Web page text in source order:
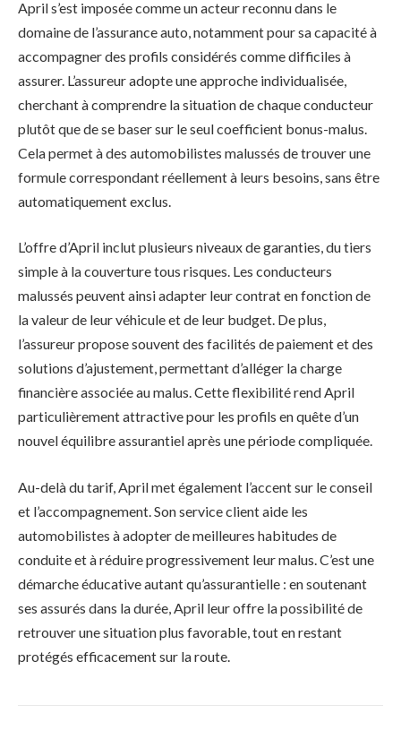
April s’est imposée comme un acteur reconnu dans le
domaine de l’assurance auto, notamment pour sa capacité à
accompagner des profils considérés comme difficiles à
assurer. L’assureur adopte une approche individualisée,
cherchant à comprendre la situation de chaque conducteur
plutôt que de se baser sur le seul coefficient bonus-malus.
Cela permet à des automobilistes malussés de trouver une
formule correspondant réellement à leurs besoins, sans être
automatiquement exclus.
L’offre d’April inclut plusieurs niveaux de garanties, du tiers
simple à la couverture tous risques. Les conducteurs
malussés peuvent ainsi adapter leur contrat en fonction de
la valeur de leur véhicule et de leur budget. De plus,
l’assureur propose souvent des facilités de paiement et des
solutions d’ajustement, permettant d’alléger la charge
financière associée au malus. Cette flexibilité rend April
particulièrement attractive pour les profils en quête d’un
nouvel équilibre assurantiel après une période compliquée.
Au-delà du tarif, April met également l’accent sur le conseil
et l’accompagnement. Son service client aide les
automobilistes à adopter de meilleures habitudes de
conduite et à réduire progressivement leur malus. C’est une
démarche éducative autant qu’assurantielle : en soutenant
ses assurés dans la durée, April leur offre la possibilité de
retrouver une situation plus favorable, tout en restant
protégés efficacement sur la route.